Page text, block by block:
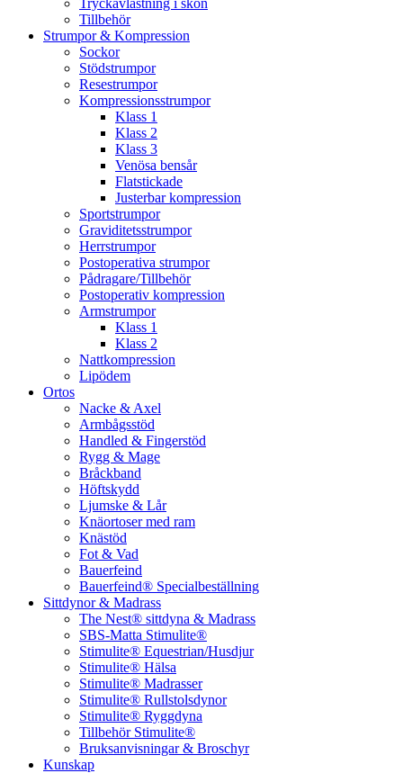
Tryckavlastning i skon
Tillbehör
Strumpor & Kompression
Sockor
Stödstrumpor
Resestrumpor
Kompressionsstrumpor
Klass 1
Klass 2
Klass 3
Venösa bensår
Flatstickade
Justerbar kompression
Sportstrumpor
Graviditetsstrumpor
Herrstrumpor
Postoperativa strumpor
Pådragare/Tillbehör
Postoperativ kompression
Armstrumpor
Klass 1
Klass 2
Nattkompression
Lipödem
Ortos
Nacke & Axel
Armbågsstöd
Handled & Fingerstöd
Rygg & Mage
Bråckband
Höftskydd
Ljumske & Lår
Knäortoser med ram
Knästöd
Fot & Vad
Bauerfeind
Bauerfeind® Specialbeställning
Sittdynor & Madrass
The Nest® sittdyna & Madrass
SBS-Matta Stimulite®
Stimulite® Equestrian/Husdjur
Stimulite® Hälsa
Stimulite® Madrasser
Stimulite® Rullstolsdynor
Stimulite® Ryggdyna
Tillbehör Stimulite®
Bruksanvisningar & Broschyr
Kunskap